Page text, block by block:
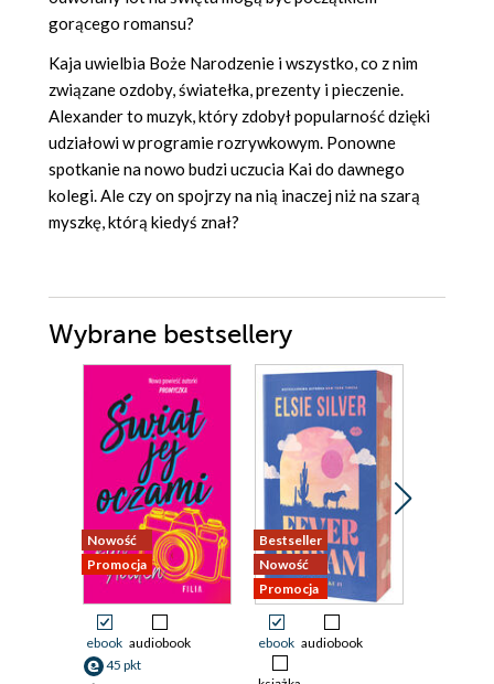
gorącego romansu?
Kaja uwielbia Boże Narodzenie i wszystko, co z nim
związane ozdoby, światełka, prezenty i pieczenie.
Alexander to muzyk, który zdobył popularność dzięki
udziałowi w programie rozrywkowym. Ponowne
spotkanie na nowo budzi uczucia Kai do dawnego
kolegi. Ale czy on spojrzy na nią inaczej niż na szarą
myszkę, którą kiedyś znał?
Wybrane bestsellery
Nowość
Promocja
ebook audiobook
45 pkt
Bestseller
Nowość
Promocja
ebook audiobook